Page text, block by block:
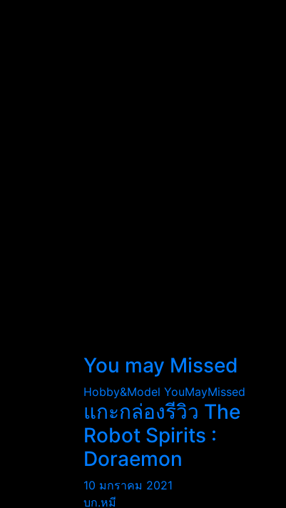
You may Missed
Hobby&Model YouMayMissed
แกะกล่องรีวิว The
Robot Spirits :
Doraemon
10 มกราคม 2021
บก.หมี